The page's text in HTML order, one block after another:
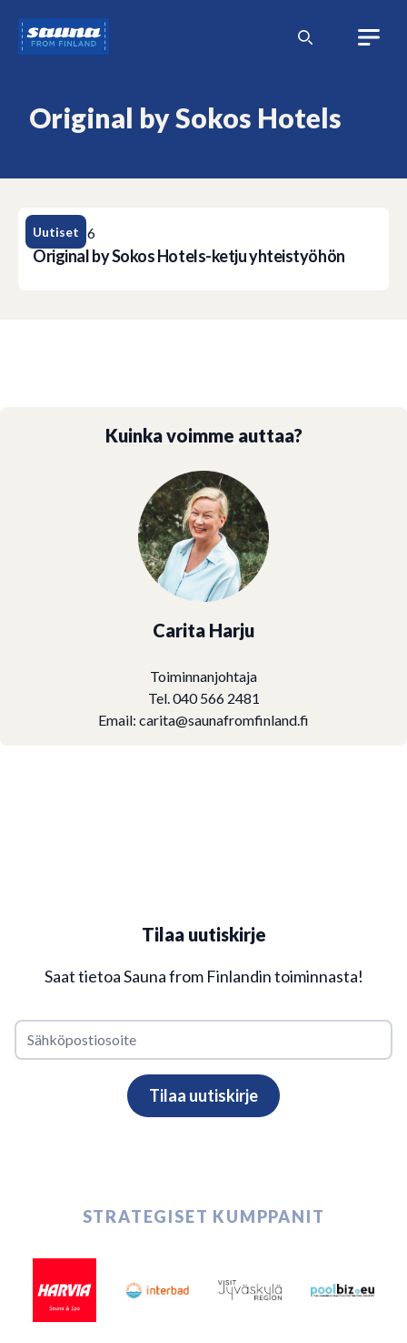
sisältöön
Sauna
from
Original by Sokos Hotels
Uutiset
19.1.2016
Original by Sokos Hotels-ketju yhteistyöhön
Kuinka voimme auttaa?
Carita Harju
Toiminnanjohtaja
Tel. 040 566 2481
Email: carita@saunafromfinland.fi
Tilaa uutiskirje
Saat tietoa Sauna from Finlandin toiminnasta!
STRATEGISET KUMPPANIT